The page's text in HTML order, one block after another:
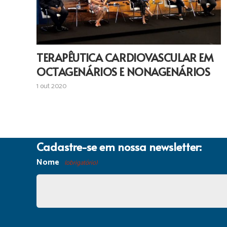
TERAPÊUTICA CARDIOVASCULAR EM
OCTAGENÁRIOS E NONAGENÁRIOS
1 out 2020
Cadastre-se em nossa newsletter:
Nome (obrigatório)